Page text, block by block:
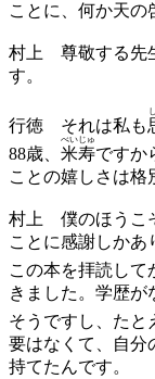
ことに、何か天の
村上
尊敬する先
す。
行徳 それは私も
88歳、 米寿
べいじゅ
ですか
ことの嬉しさは格
村上
僕のほうこ
ことに感謝しかあ
この本を拝読して
きました。学歴が
そうですし、たと
要はなくて、自分
持てたんです。